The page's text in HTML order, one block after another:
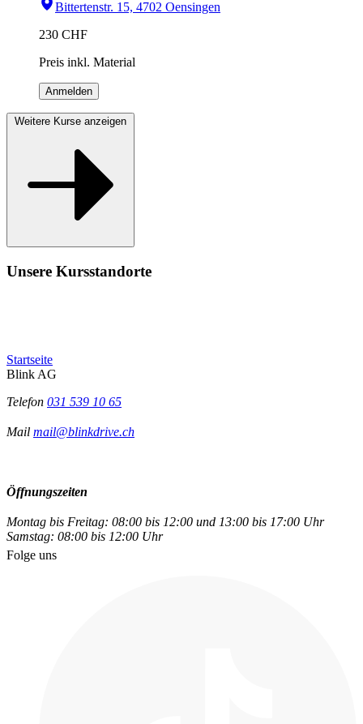
Bittertenstr. 15, 4702 Oensingen
230 CHF
Preis inkl. Material
Anmelden
Weitere Kurse anzeigen
Unsere Kursstandorte
Startseite
Blink AG
Telefon 031 539 10 65
Mail mail@blinkdrive.ch
Öffnungszeiten
Montag bis Freitag: 08:00 bis 12:00 und 13:00 bis 17:00 Uhr
Samstag: 08:00 bis 12:00 Uhr
Folge uns